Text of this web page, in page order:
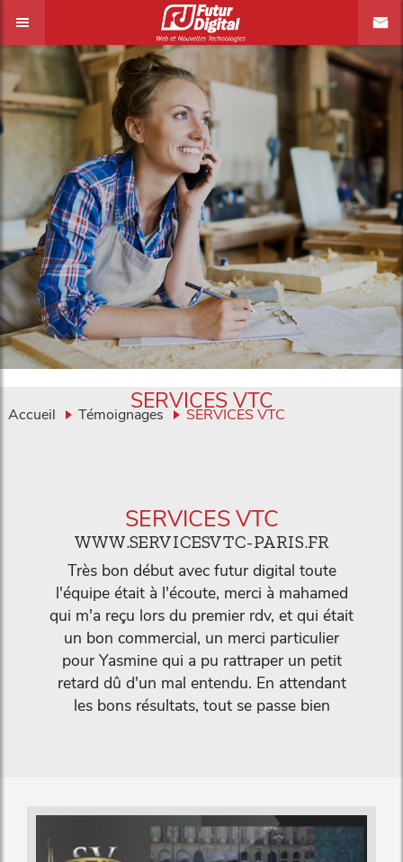
Accueil Témoignages SERVICES VTC
SERVICES VTC
SERVICES VTC
WWW.SERVICESVTC-PARIS.FR
Très bon début avec futur digital toute
l'équipe était à l'écoute, merci à mahamed
qui m'a reçu lors du premier rdv, et qui était
un bon commercial, un merci particulier
pour Yasmine qui a pu rattraper un petit
retard dû d'un mal entendu. En attendant
les bons résultats, tout se passe bien